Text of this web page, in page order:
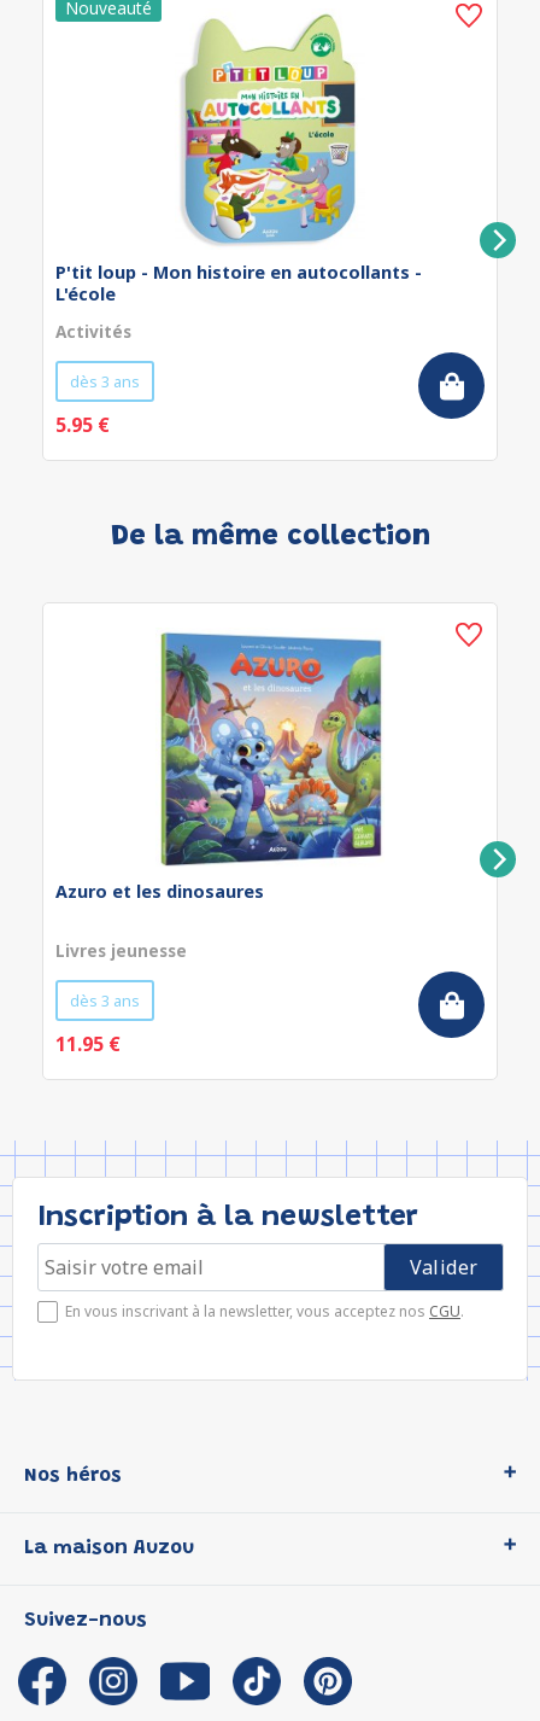
P'tit loup - Mon histoire en autocollants -
L'école
Activités
dès 3 ans
5.95 €
De la même collection
Azuro et les dinosaures
Livres jeunesse
dès 3 ans
11.95 €
Inscription à la newsletter
En vous inscrivant à la newsletter, vous acceptez nos CGU.
Nos héros
P'tit Loup
Les Influenceuses
Migali
Petite Taupe
La maison Auzou
Notre histoire
Auzou s'engage
Auteurs et illustrateurs Auzou
Suivez-nous